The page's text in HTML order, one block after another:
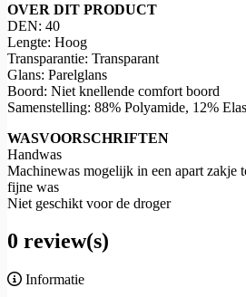
OVER DIT PRODUCT
DEN: 40
Lengte: Hoog
Transparantie: Transparant
Glans: Parelglans
Boord: Niet knellende comfort boord
Samenstelling: 88% Polyamide, 12%
WASVOORSCHRIFTEN
Handwas
Machinewas mogelijk in een apart zakje
fijne was
Niet geschikt voor de droger
0 review(s)
Informatie